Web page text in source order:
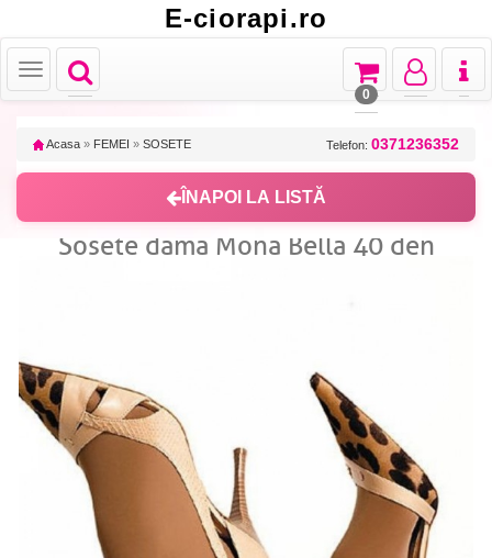
E-ciorapi.ro
Toggle
navigation
Toggle
Toggle
navigation
Toggle
navigation
Toggle
navigation
0
Acasa » FEMEI » SOSETE Telefon: 0371236352
ÎNAPOI LA LISTĂ
Sosete dama Mona Bella 40 den